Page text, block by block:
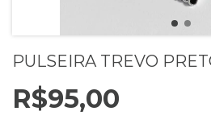
PULSEIRA TREVO
R$95,00